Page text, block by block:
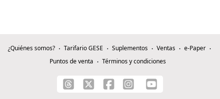
¿Quiénes somos? Tarifario GESE Suplementos Ventas
e-Paper
Puntos de venta
Términos y condiciones